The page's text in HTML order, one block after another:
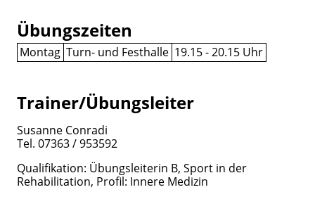
Übungszeiten
Montag Turn- und Festhalle 19.15 - 20.15 Uhr
Trainer/Übungsleiter
Susanne Conradi
Tel. 07363 / 953592
Qualifikation: Übungsleiterin B, Sport in der
Rehabilitation, Profil: Innere Medizin